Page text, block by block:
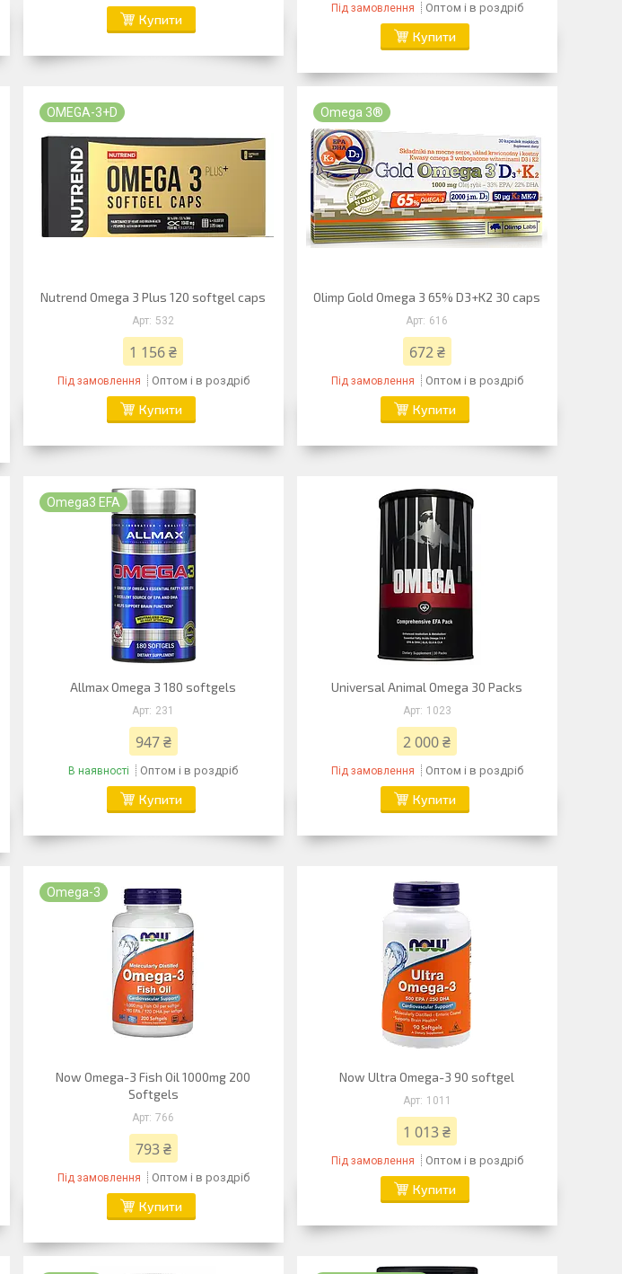
Купити
Під замовлення Оптом і в роздріб
Купити
OMEGA-3+D
Nutrend Omega 3 Plus 120 softgel caps
532
1 156 ₴
Під замовлення Оптом і в роздріб
Купити
Omega 3®
Olimp Gold Omega 3 65% D3+K2 30 caps
616
672 ₴
Під замовлення Оптом і в роздріб
Купити
Omega3 EFA
Allmax Omega 3 180 softgels
231
947 ₴
В наявності Оптом і в роздріб
Купити
Universal Animal Omega 30 Packs
1023
2 000 ₴
Під замовлення Оптом і в роздріб
Купити
Omega-3
Now Omega-3 Fish Oil 1000mg 200
Softgels
766
793 ₴
Під замовлення Оптом і в роздріб
Купити
Now Ultra Omega-3 90 softgel
1011
1 013 ₴
Під замовлення Оптом і в роздріб
Купити